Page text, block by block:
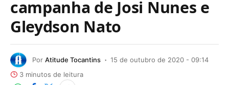
campanha de Josi Nunes e
Gleydson Nato
Por Atitude Tocantins
15 de outubro de 2020 - 09:14
3 minutos de leitura